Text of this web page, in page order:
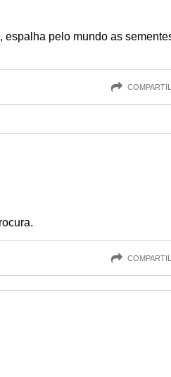
espalha pelo mundo as